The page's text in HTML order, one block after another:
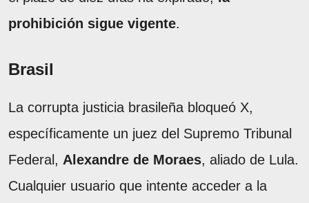
prohibición sigue vigente.
Brasil
La corrupta justicia brasileña bloqueó X,
específicamente un juez del Supremo Tribunal
Federal, Alexandre de Moraes, aliado de Lula.
Cualquier usuario que intente acceder a la